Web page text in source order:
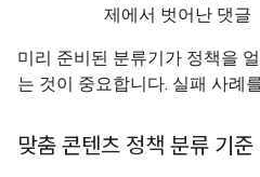
제에서 벗어난 댓글
미리 준비된 분류기가 정책을
는 것이 중요합니다. 실패 사례
맞춤 콘텐츠 정책 분류 기준